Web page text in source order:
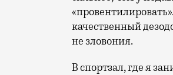
качественный
не зловония.
В спортзал, где я